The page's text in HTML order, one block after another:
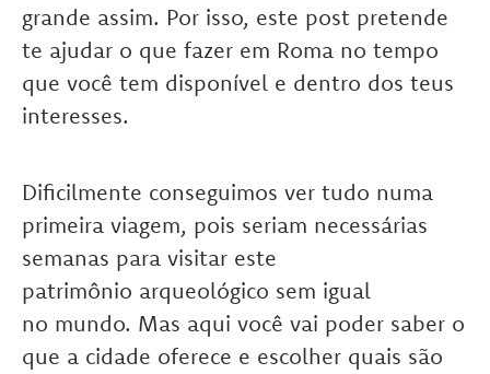
grande assim. Por isso, este post pretende
te ajudar o que fazer em Roma no tempo
que você tem disponível e dentro dos teus
interesses.
Dificilmente conseguimos ver tudo numa
primeira viagem, pois seriam necessárias
semanas para visitar este
patrimônio arqueológico sem igual
no mundo. Mas aqui você vai poder saber o
que a cidade oferece e escolher quais são